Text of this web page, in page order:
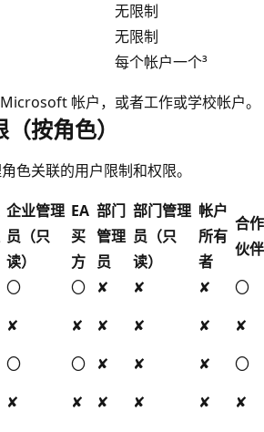
无限制
无限制
每个帐户一个³
帐户，或者工作或学校帐户。
按角色）
色关联的用户限制和权限。
企业管理
员（只
读）
EA
买
方
部门
管理
员
部门管理
员（只
读）
帐户
所有
者
合作
伙伴
〇 〇 ✘ ✘ ✘
〇
✘ ✘ ✘ ✘ ✘
✘
〇 〇 ✘ ✘ ✘
〇
✘ ✘ ✘ ✘ ✘
✘